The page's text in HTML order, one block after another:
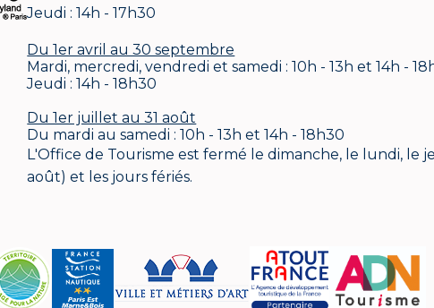
Jeudi : 14h - 17h30
Du 1er avril au 30 septembre
Mardi, mercredi, vendredi et samedi : 10h - 13h et 14h -
Jeudi : 14h - 18h30
Du 1er juillet au 31 août
Du mardi au samedi : 10h - 13h et 14h - 18h30
L'Office de Tourisme est fermé le dimanche, le lundi, le
août) et les jours fériés.